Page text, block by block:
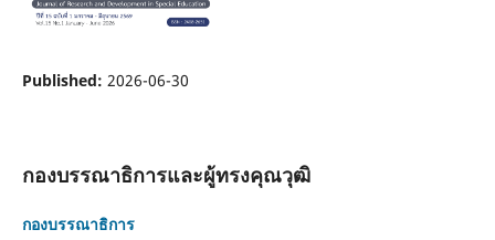
Published: 2026-06-30
กองบรรณาธิการและผู้ทรงคุณวุฒิ
กองบรรณาธิการ